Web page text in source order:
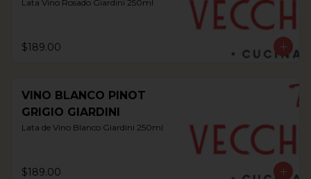
Lata Vino Rosado Giardini 250ml
$189.00
VINO BLANCO PINOT
GRIGIO GIARDINI
Lata de Vino Blanco Giardini 250ml
$189.00